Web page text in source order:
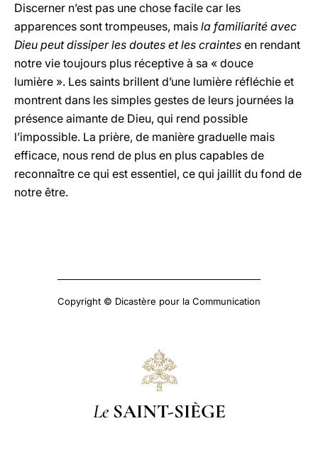
Discerner n’est pas une chose facile car les
apparences sont trompeuses, mais la familiarité avec
Dieu peut dissiper les doutes et les craintes en rendant
notre vie toujours plus réceptive à sa « douce
lumière ». Les saints brillent d’une lumière réfléchie et
montrent dans les simples gestes de leurs journées la
présence aimante de Dieu, qui rend possible
l’impossible. La prière, de manière graduelle mais
efficace, nous rend de plus en plus capables de
reconnaître ce qui est essentiel, ce qui jaillit du fond de
notre être.
Copyright © Dicastère pour la Communication
Le SAINT-SIÈGE